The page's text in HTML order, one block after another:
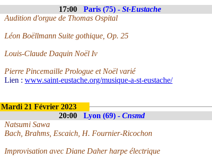
17:00 Paris (75) - St-Eustache
Audition d'orgue de Thomas Ospital
Léon Boëllmann Suite gothique, Op. 25
Louis-Claude Daquin Noël Iv
Pierre Pincemaille Prologue et Noël varié
Lien : www.saint-eustache.org/musique-a-st-eustache/
Mardi 21 Février 2023
20:00
Lyon (69) - Cnsmd
Natsumi Sawa
Bach, Brahms, Escaich, H. Fournier-Ricochon
Improvisation avec Diane Daher harpe électrique